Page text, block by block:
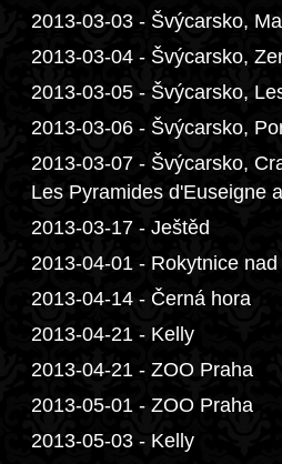
2013-03-03 - Švýcarsko,
2013-03-04 - Švýcarsko,
2013-03-05 - Švýcarsko,
2013-03-06 - Švýcarsko,
2013-03-07 - Švýcarsko,
Les Pyramides d'Euseigne
2013-03-17 - Ještěd
2013-04-01 - Rokytnice nad
2013-04-14 - Černá hora
2013-04-21 - Kelly
2013-04-21 - ZOO Praha
2013-05-01 - ZOO Praha
2013-05-03 - Kelly